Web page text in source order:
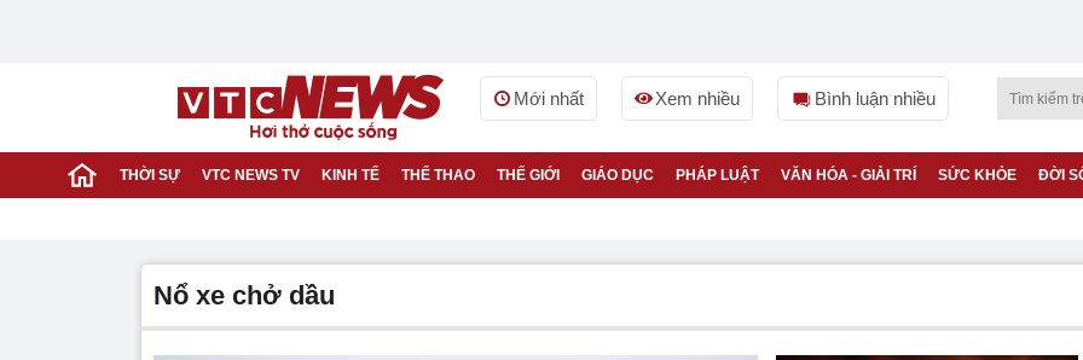
Mới nhất Xem nhiều Bình luận nhiều
THỜI SỰ VTC NEWS TV KINH TẾ THỂ THAO THẾ GIỚI GIÁO DỤC PHÁP LUẬT VĂN HÓA - GIẢI TRÍ SỨC KHỎE ĐỜI
nổ xe chở dầu